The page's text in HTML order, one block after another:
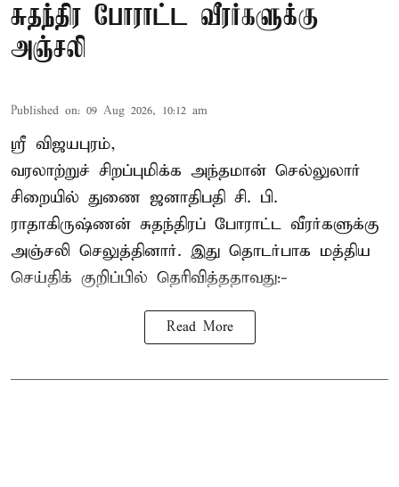
சுதந்திர போராட்ட வீரர்களுக்கு
அஞ்சலி
Published on: 09 Aug 2026, 10:12 am
ஸ்ரீ விஜயபுரம்,
வரலாற்றுச் சிறப்புமிக்க அந்தமான் செல்லுலார்
சிறையில் துணை ஜனாதிபதி சி. பி.
ராதாகிருஷ்ணன் சுதந்திரப் போராட்ட வீரர்களுக்கு
அஞ்சலி செலுத்தினார். இது தொடர்பாக மத்திய
செய்திக் குறிப்பில் தெரிவித்ததாவது:-
Read More